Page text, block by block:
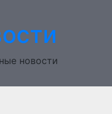
новости